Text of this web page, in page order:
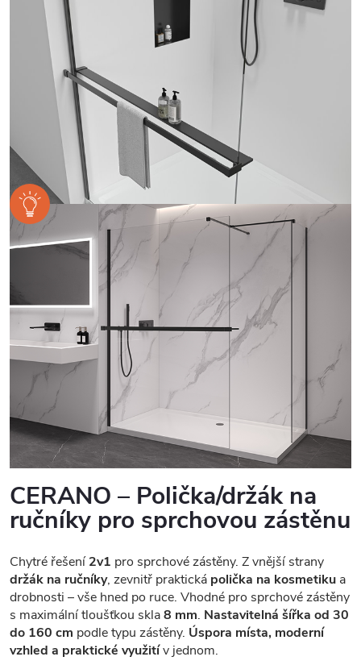
CERANO – Polička/držák na
ručníky pro sprchovou zástěnu
Chytré řešení2v1 pro sprchové zástěny. Z vnější strany
držák na ručníky, zevnitř praktická polička na kosmetiku a
drobnosti – vše hned po ruce. Vhodné pro sprchové zástěny
s maximální tloušťkou skla8 mm. Nastavitelná šířka od 30
do 160 cm podle typu zástěny. Úspora místa, moderní
vzhled a praktické využitív jednom.